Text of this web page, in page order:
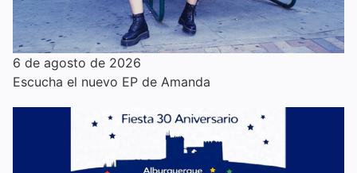
6 de agosto de 2026
Escucha el nuevo EP de Amanda